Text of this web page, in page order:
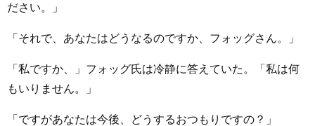
ださい。」
「それで、あなたはどうなるのですか、フォッグさん。」
「私ですか、」フォッグ氏は冷静に答えていた。「私は何
もいりません。」
「ですがあなたは今後、どうするおつもりですの？」